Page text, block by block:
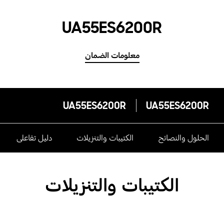
UA55ES6200R
معلومات الضمان
UA55ES6200R
UA55ES6200R
الحلول والنصائح الكتيبات والتنزيلات دليل تفاعلى
الكتيبات والتنزيلات